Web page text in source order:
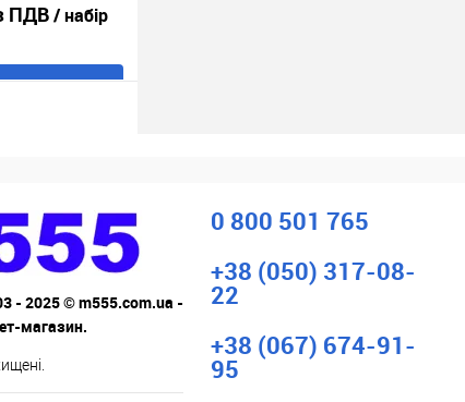
ПДВ/ набір
В наявності
- 2025 © m555.com.ua -
магазин.
0 800 501 765
+38 (050) 317-08-
22
+38 (067) 674-91-
95